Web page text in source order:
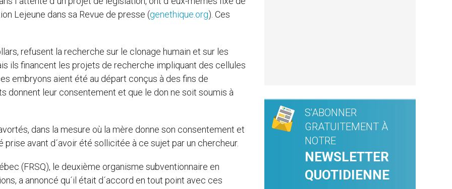
Lejeune dans sa Revue de presse (genethique.org). Ces
refusent la recherche sur le clonage humain et sur les
ils financent les projets de recherche impliquant des cellules
embryons aient été au départ conçus à des fins de
donnent leur consentement et que le don ne soit soumis à
dans la mesure où la mère donne son consentement et
avant d´avoir été sollicitée à ce sujet par un chercheur.
(FRSQ), le deuxième organisme subventionnaire en
a annoncé qu´il était d´accord en tout point avec ces
S'ABONNER
GRATUITEMENT À
NOTRE
NEWSLETTER
QUOTIDIENNE